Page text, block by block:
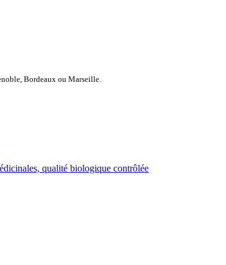
Bordeaux ou Marseille.